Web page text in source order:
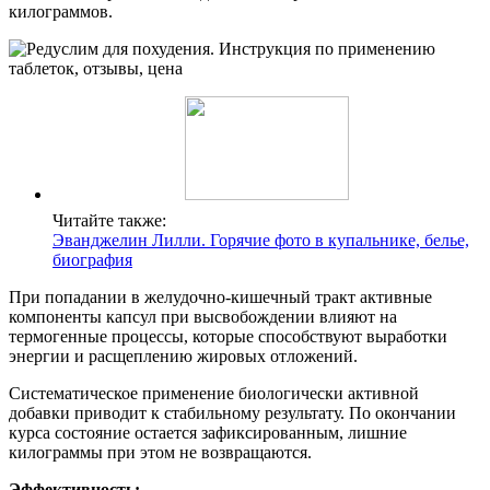
килограммов.
Читайте также:
Эванджелин Лилли. Горячие фото в купальнике, белье,
биография
При попадании в желудочно-кишечный тракт активные
компоненты капсул при высвобождении влияют на
термогенные процессы, которые способствуют выработки
энергии и расщеплению жировых отложений.
Систематическое применение биологически активной
добавки приводит к стабильному результату. По окончании
курса состояние остается зафиксированным, лишние
килограммы при этом не возвращаются.